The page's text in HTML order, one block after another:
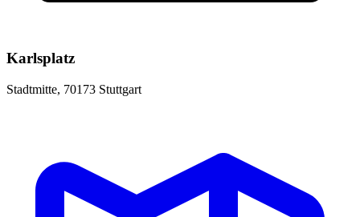
Karlsplatz
Stadtmitte, 70173 Stuttgart